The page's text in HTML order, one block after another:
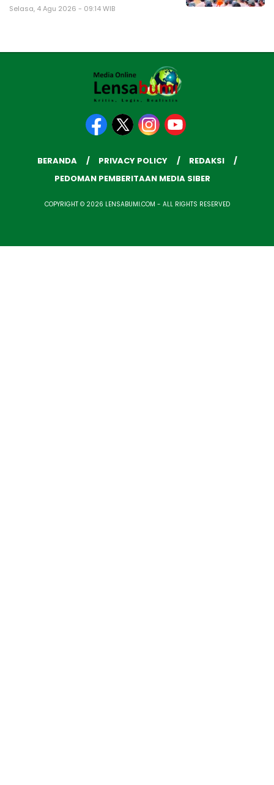
Selasa, 4 Agu 2026 - 09:14 WIB
BERANDA PRIVACY POLICY
REDAKSI
PEDOMAN PEMBERITAAN MEDIA SIBER
COPYRIGHT © 2026 LENSABUMI.COM - ALL RIGHTS RESERVED